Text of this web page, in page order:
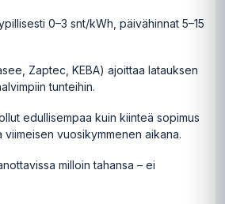
0–3 snt/kWh, päivähinnat 5–15
Zaptec, KEBA) ajoittaa latauksen
tunteihin.
edullisempaa kuin kiinteä sopimus
viimeisen vuosikymmenen aikana.
milloin tahansa – ei